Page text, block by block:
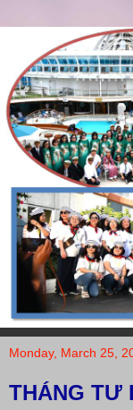
Monday, March 25,
THÁNG TƯ